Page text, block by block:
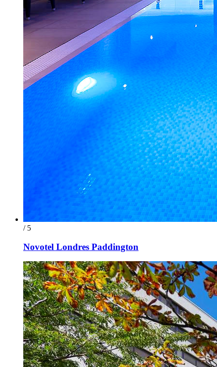
/ 5
Novotel Londres Paddington